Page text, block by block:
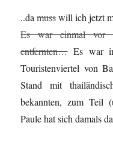
..damusswill ich jetzt
Es war einmal vor
entfernten…Es war
Touristenviertel von
Stand mit
bekannten, zum Teil
Paule hat sich damals